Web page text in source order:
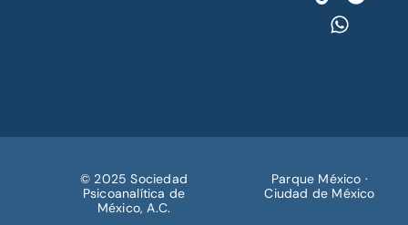
© 2025 Sociedad
Psicoanalítica de
México, A.C.
Parque México ·
Ciudad de México